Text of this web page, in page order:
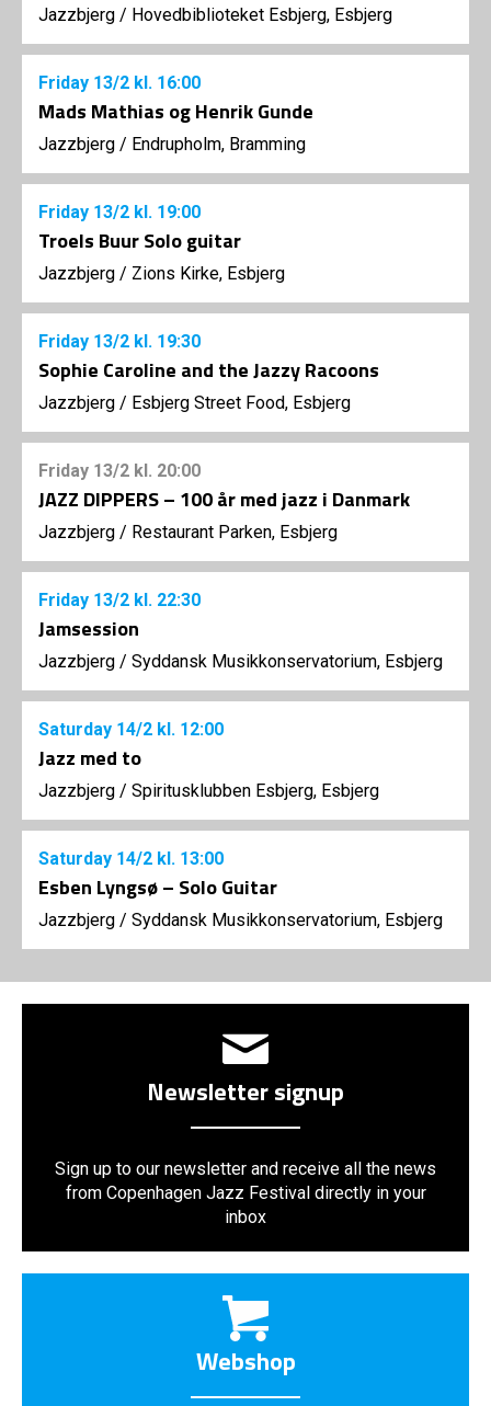
Jazzbjerg / Hovedbiblioteket Esbjerg, Esbjerg
Friday 13/2 kl. 16:00
Mads Mathias og Henrik Gunde
Jazzbjerg / Endrupholm, Bramming
Friday 13/2 kl. 19:00
Troels Buur Solo guitar
Jazzbjerg / Zions Kirke, Esbjerg
Friday 13/2 kl. 19:30
Sophie Caroline and the Jazzy Racoons
Jazzbjerg / Esbjerg Street Food, Esbjerg
Friday 13/2 kl. 20:00
JAZZ DIPPERS – 100 år med jazz i Danmark
Jazzbjerg / Restaurant Parken, Esbjerg
Friday 13/2 kl. 22:30
Jamsession
Jazzbjerg / Syddansk Musikkonservatorium, Esbjerg
Saturday 14/2 kl. 12:00
Jazz med to
Jazzbjerg / Spiritusklubben Esbjerg, Esbjerg
Saturday 14/2 kl. 13:00
Esben Lyngsø – Solo Guitar
Jazzbjerg / Syddansk Musikkonservatorium, Esbjerg
Newsletter signup
Sign up to our newsletter and receive all the news
from Copenhagen Jazz Festival directly in your
inbox
Webshop